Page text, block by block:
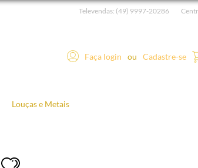
Televendas: (49) 9997-20286
Faça login ou Cadastre-se
Louças e Metais